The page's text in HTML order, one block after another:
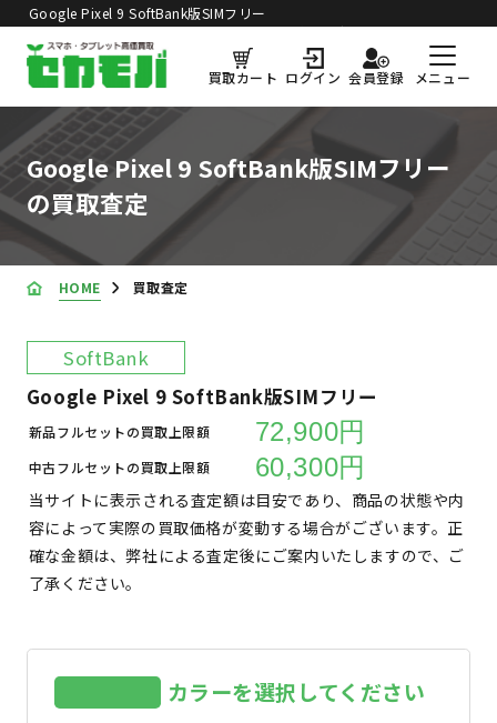
買取価格更新日：2026年8月5日
Google Pixel 9 SoftBank版SIMフリー
買取カート ログイン 会員登録 メニュー
Google Pixel 9 SoftBank版SIMフリー
の買取査定
HOME 買取査定
SoftBank
Google Pixel 9 SoftBank版SIMフリー
新品フルセットの買取上限額 72,900円
中古フルセットの買取上限額 60,300円
当サイトに表示される査定額は目安であり、商品の状態や内
容によって実際の買取価格が変動する場合がございます。正
確な金額は、弊社による査定後にご案内いたしますので、ご
了承ください。
カラーを選択してください